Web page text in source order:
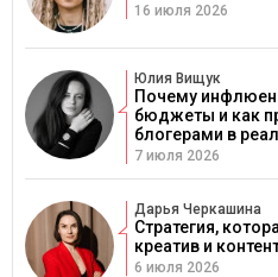
16 июля 2026
Юлия Вищук
Почему
бюджеты и как
блогерами в
7 июля 2026
Дарья Черкашина
Стратегия,
креатив и
6 июля 2026